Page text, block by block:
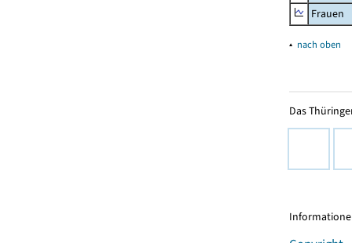
Frauen
▴ nach oben
Das